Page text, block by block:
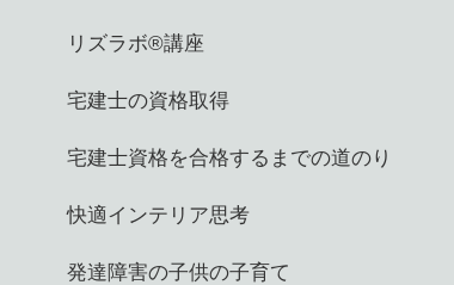
リズラボ®️講座
宅建士の資格取得
宅建士資格を合格するまでの道のり
快適インテリア思考
発達障害の子供の子育て